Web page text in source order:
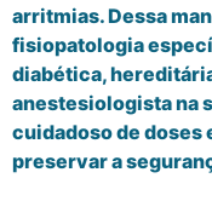
arritmias. Dessa
fisiopatologia
diabética,
anestesiologista na
cuidadoso de doses
preservar a